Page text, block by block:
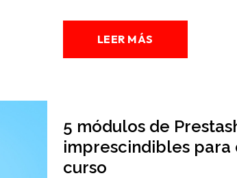
LEER MÁS
5 módulos de
imprescindibles para
curso